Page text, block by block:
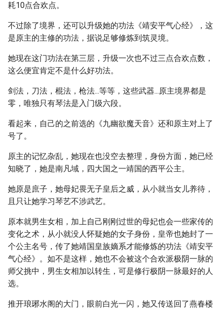
耗10点合欢点。
不过除了境界，还可以升级她的功法《靖安平气心经》，这
是原主的主修的功法，据说足够修炼到筑灵境。
她现在这门功法在第三层，升级一次也不过三点合欢点数，
这么便宜肯定不是什么好功法。
剑法，刀法，棍法，枪法...等等，这些武器...原主境界都是
零，唯独只有琴法是入门级六段。
看起来，自己的之前选的《九幽欲魔天音》还和原主对上了
号了。
原主的记忆杂乱，她现在也没空去整理，身份方面，她已经
知晓了，她是南凡域，四大国之一靖国的西平公主。
她原是庶子，她母妃畏无子皇后之威，从小就当女儿养待，
且只让她学习琴艺不涉武艺。
原本就男生女相，加上自己刚刚过世的母妃也会一些家传的
变化之术，从小就没人怀疑她的女子身份，皇帝也她封了一
个公主名号，传了她靖国皇族嫡系才能修炼的功法《靖安平
气心经》。如不是这样，她也不会被这个合欢派极阴一脉的
师父挑中，男生女相加以转生，可是修行极阴一脉最好的人
选。
推开琅琊水阁的大门，眼前白光一闪，她又传送回了燕春楼